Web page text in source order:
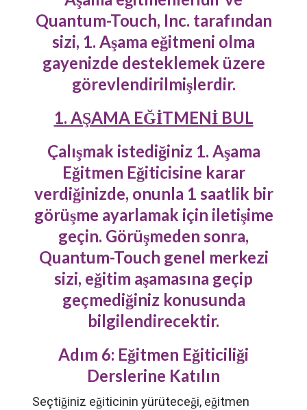
Quantum-Touch, Inc. tarafından
sizi, 1. Aşama eğitmeni olma
gayenizde desteklemek üzere
görevlendirilmişlerdir.
1. AŞAMA EĞİTMENİ BUL
Çalışmak istediğiniz 1. Aşama
Eğitmen Eğiticisine karar
verdiğinizde, onunla 1 saatlik bir
görüşme ayarlamak için iletişime
geçin. Görüşmeden sonra,
Quantum-Touch genel merkezi
sizi, eğitim aşamasına geçip
geçmediğiniz konusunda
bilgilendirecektir.
Adım 6: Eğitmen Eğiticiliği
Derslerine Katılın
Seçtiğiniz eğiticinin yürüteceği, eğitmen